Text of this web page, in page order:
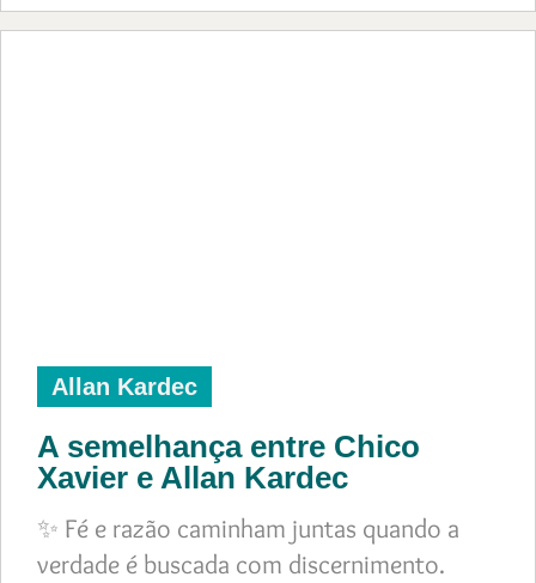
Allan Kardec
A semelhança entre Chico
Xavier e Allan Kardec
✨ Fé e razão caminham juntas quando a
verdade é buscada com discernimento.